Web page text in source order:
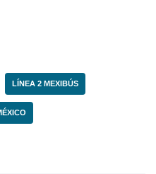
LÍNEA 2 MEXIBÚS